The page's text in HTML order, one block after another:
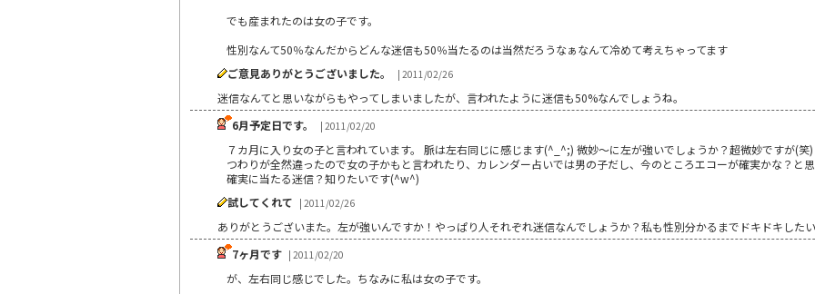
でも産まれたのは女の子です。
性別なんて50％なんだからどんな迷信も50％当たるのは当然だろうなぁなんて冷めて考えちゃってます
ご意見ありがとうございました。
| 2011/02/26
迷信なんてと思いながらもやってしまいましたが、言われたように迷信も50%なんでしょうね。
6月予定日です。
| 2011/02/20
７カ月に入り女の子と言われています。 脈は左右同じに感じます(^_^;) 微妙～に左が強いでしょうか？超微妙ですが(
つわりが全然違ったので女の子かもと言われたり、カレンダー占いでは男の子だし、今のところエコーが確実かな？と
確実に当たる迷信？知りたいです(^w^)
試してくれて | 2011/02/26
ありがとうございまた。左が強いんですか！やっぱり人それぞれ迷信なんでしょうか？私も性別分かるまでドキドキした
7ヶ月です | 2011/02/20
が、左右同じ感じでした。ちなみに私は女の子です。